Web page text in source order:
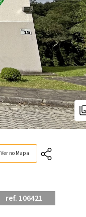
Ver no Mapa
ref. 106421